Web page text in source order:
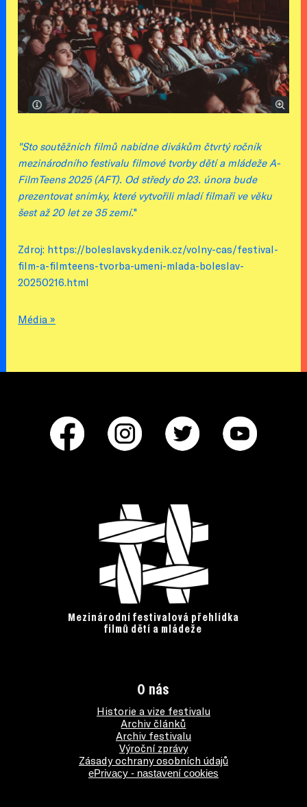
"Sto soutěžních filmů nabídne divákům čtvrtý ročník
mezinárodního festivalu filmové tvorby dětí a mládeže A-
FilmTeens 2025 (AFT). Od středy do 23. února bude
prezentovat snímky, které vytvořili mladí filmaři ve věku
šest až 20 let ze 35 zemí."
Zdroj: https://boleslavsky.denik.cz/volny-cas/festival-
film-a-filmteens-tvorba-umeni-mlada-boleslav-
20250216.html
Média »
Mezinárodní festivalová přehlídka
filmů dětí a mládeže
O nás
Historie a vize festivalu
Archiv článků
Archiv festivalu
Výroční zprávy
Zásady ochrany osobních údajů
ePrivacy - nastavení cookies